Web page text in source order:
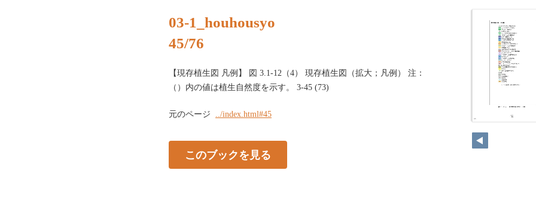
45
03-1_houhousyo
45/76
【現存植生図 凡例】 図 3.1-12（4） 現存植生図（拡大；凡例） 注：
（）内の値は植生自然度を示す。 3-45 (73)
元のページ ../index.html#45
このブックを見る